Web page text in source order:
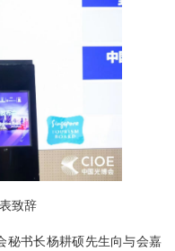
致辞
秘书长杨耕硕先生向与会嘉